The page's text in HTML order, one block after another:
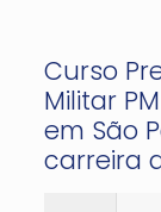
Curso
Militar
em São
carreira